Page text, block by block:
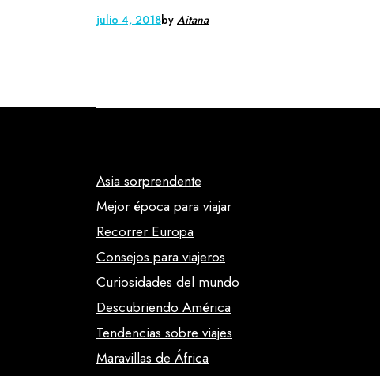
julio 4, 2018by Aitana
Asia sorprendente
Mejor época para viajar
Recorrer Europa
Consejos para viajeros
Curiosidades del mundo
Descubriendo América
Tendencias sobre viajes
Maravillas de África